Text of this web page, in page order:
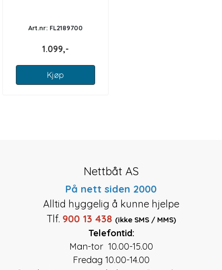
Art.nr: FL2189700
1.099,-
Kjøp
Nettbåt AS
På nett siden 2000
Alltid hyggelig å kunne hjelpe
Tlf. 900 13 438 (ikke SMS / MMS)
Telefontid:
Man-tor 10.00-15.00
Fredag 10.00-14.00